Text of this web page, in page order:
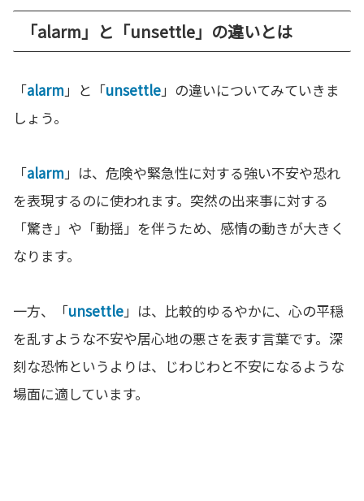
「alarm」と「unsettle」の違いとは
「alarm」と「unsettle」の違いについてみていきま
しょう。
「alarm」は、危険や緊急性に対する強い不安や恐れ
を表現するのに使われます。突然の出来事に対する
「驚き」や「動揺」を伴うため、感情の動きが大きく
なります。
一方、「unsettle」は、比較的ゆるやかに、心の平穏
を乱すような不安や居心地の悪さを表す言葉です。深
刻な恐怖というよりは、じわじわと不安になるような
場面に適しています。